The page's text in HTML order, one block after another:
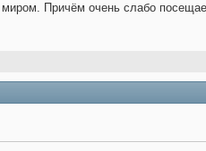
Причём очень слабо